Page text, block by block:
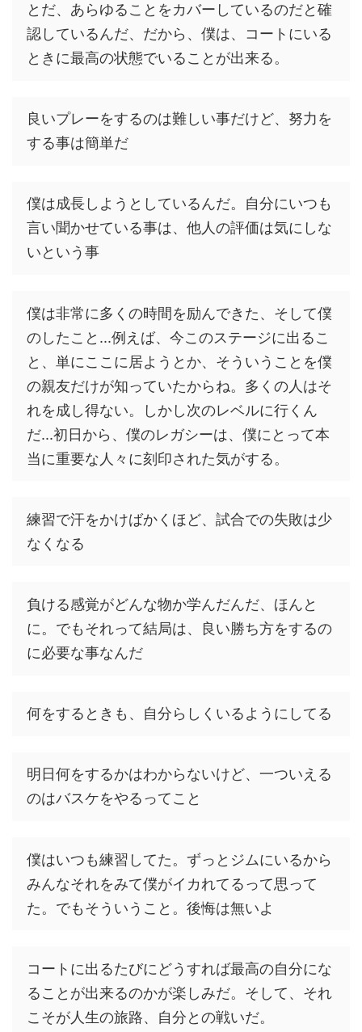
とだ、あらゆることをカバーしているのだと確
認しているんだ、だから、僕は、コートにいる
ときに最高の状態でいることが出来る。
良いプレーをするのは難しい事だけど、努力を
する事は簡単だ
僕は成長しようとしているんだ。自分にいつも
言い聞かせている事は、他人の評価は気にしな
いという事
僕は非常に多くの時間を励んできた、そして僕
のしたこと...例えば、今このステージに出るこ
と、単にここに居ようとか、そういうことを僕
の親友だけが知っていたからね。多くの人はそ
れを成し得ない。しかし次のレベルに行くん
だ...初日から、僕のレガシーは、僕にとって本
当に重要な人々に刻印された気がする。
練習で汗をかけばかくほど、試合での失敗は少
なくなる
負ける感覚がどんな物か学んだんだ、ほんと
に。でもそれって結局は、良い勝ち方をするの
に必要な事なんだ
何をするときも、自分らしくいるようにしてる
明日何をするかはわからないけど、一ついえる
のはバスケをやるってこと
僕はいつも練習してた。ずっとジムにいるから
みんなそれをみて僕がイカれてるって思って
た。でもそういうこと。後悔は無いよ
コートに出るたびにどうすれば最高の自分にな
ることが出来るのかが楽しみだ。そして、それ
こそが人生の旅路、自分との戦いだ。